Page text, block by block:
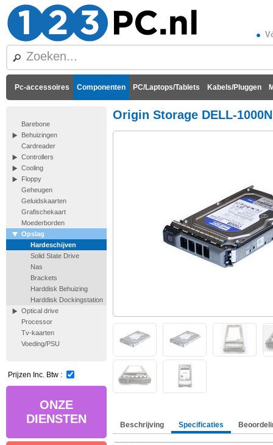
Pc-accessoires Componenten PC/Laptops/Tablets Kabels/Pluggen
Barebone
Behuizingen
Cardreader
Controllers
Cooling
Floppy
Geheugen
Geluidskaarten
Grafischekaart
Moederborden
Opslag
Hardeschijven
Solid State Drive
Nas
Brackets
Harddisk Behuizing
Harddisk Dockingstation
Optical drive
Processor
Tv-kaarten
Voeding/PSU
Prijzen Inc. Btw :
ONZE
DIENSTEN
Origin Storage DELL-
Beschrijving Specificaties